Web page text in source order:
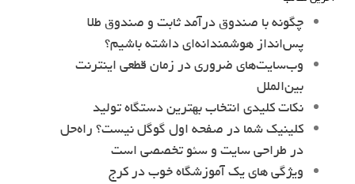
چگونه با صندوق درآمد ثابت و صندوق طلا
پس‌انداز هوشمندانه‌ای داشته باشیم؟
وب‌سایت‌های ضروری در زمان قطعی اینترنت
بین‌الملل
نکات کلیدی انتخاب بهترین دستگاه تولید
کلینیک شما در صفحه اول گوگل نیست؟ راه‌حل
در طراحی سایت و سئو تخصصی است
ویژگی های یک آموزشگاه خوب در کرج